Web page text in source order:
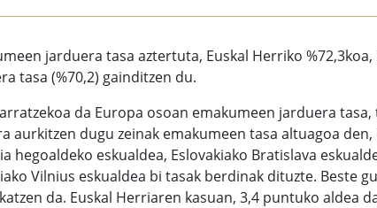
jarduera tasa aztertuta, Euskal Herriko
tasa (%70,2) gainditzen du.
da Europa osoan emakumeen jarduera
aurkitzen dugu zeinak emakumeen tasa altuagoa
hegoaldeko eskualdea, Eslovakiako Bratislava
Vilnius eskualdea bi tasak berdinak dituzte. Beste
da. Euskal Herriaren kasuan, 3,4 puntuko aldea